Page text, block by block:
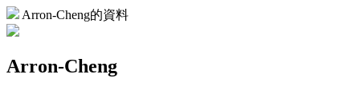
Arron-Cheng的資料
Arron-Cheng